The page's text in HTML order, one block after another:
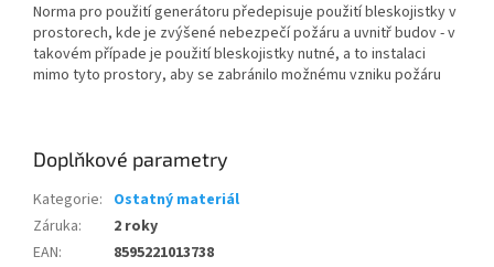
Norma pro použití generátoru předepisuje použití bleskojistky v
prostorech, kde je zvýšené nebezpečí požáru a uvnitř budov - v
takovém případe je použití bleskojistky nutné, a to instalaci
mimo tyto prostory, aby se zabránilo možnému vzniku požáru
Doplňkové parametry
Kategorie: Ostatný materiál
Záruka:
2 roky
EAN:
8595221013738